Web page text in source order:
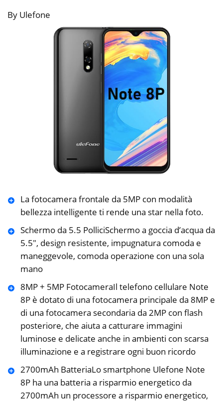
By Ulefone
La fotocamera frontale da 5MP con modalità
bellezza intelligente ti rende una star nella foto.
Schermo da 5.5 PolliciSchermo a goccia d’acqua da
5.5″, design resistente, impugnatura comoda e
maneggevole, comoda operazione con una sola
mano
8MP + 5MP FotocameraIl telefono cellulare Note
8P è dotato di una fotocamera principale da 8MP e
di una fotocamera secondaria da 2MP con flash
posteriore, che aiuta a catturare immagini
luminose e delicate anche in ambienti con scarsa
illuminazione e a registrare ogni buon ricordo
2700mAh BatteriaLo smartphone Ulefone Note
8P ha una batteria a risparmio energetico da
2700mAh un processore a risparmio energetico,